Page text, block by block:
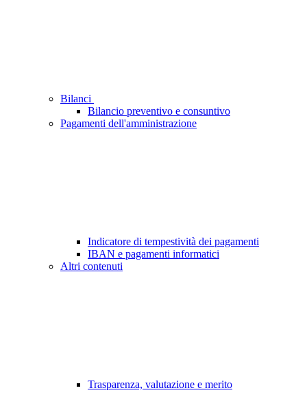
Bilanci
Bilancio preventivo e consuntivo
Pagamenti dell'amministrazione
Indicatore di tempestività dei pagamenti
IBAN e pagamenti informatici
Altri contenuti
Trasparenza, valutazione e merito